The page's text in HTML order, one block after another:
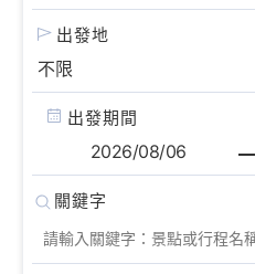
出發地
出發期間